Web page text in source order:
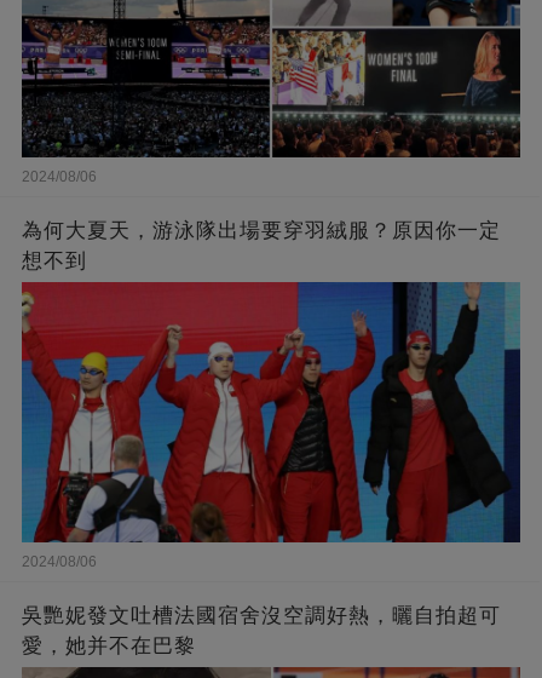
2024/08/06
為何大夏天，游泳隊出場要穿羽絨服？原因你一定
想不到
2024/08/06
吳艷妮發文吐槽法國宿舍沒空調好熱，曬自拍超可
愛，她并不在巴黎